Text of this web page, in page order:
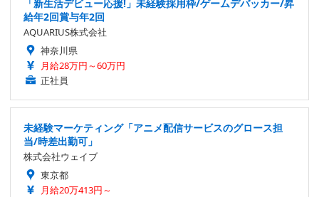
「新生活デビュー応援!」未経験採用枠/ゲームデバッカー/昇
給年2回賞与年2回
AQUARIUS株式会社
神奈川県
月給28万円～60万円
正社員
未経験マーケティング「アニメ配信サービスのグロース担
当/時差出勤可」
株式会社ウェイブ
東京都
月給20万413円～